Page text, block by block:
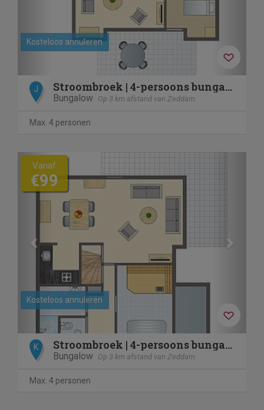
Kosteloos annuleren
J Stroombroek | 4-persoons bungalow | 4C1
Bungalow Op 3 km afstand van Zeddam
Max. 4 personen
Previous
Kosteloos annuleren
Vanaf
€99
K Stroombroek | 4-persoons bungalow | 4L
Bungalow Op 3 km afstand van Zeddam
Max. 4 personen